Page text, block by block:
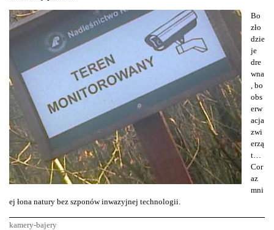
Bo
zło
dzie
je
dre
wna
, bo
obs
erw
acja
zwi
erzą
t…
Cor
az
mni
ej łona natury bez szponów inwazyjnej technologii.
kamery-bajery